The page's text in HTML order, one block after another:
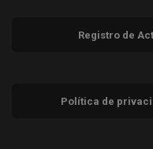
Registro de
Política de